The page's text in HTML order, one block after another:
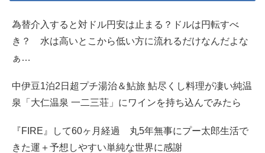
為替介入すると対ドル円安は止まる？ドルは円転すべ
き？ 水は高いとこから低い方に流れるだけなんだよな
ぁ…
中伊豆1泊2日超プチ湯治＆鮎旅 鮎尽くし料理が凄い純温
泉「大仁温泉 一二三荘」にワインを持ち込んでみたら
『FIRE』して60ヶ月経過 丸5年無事にプー太郎生活で
きた運＋予想しやすい単純な世界に感謝